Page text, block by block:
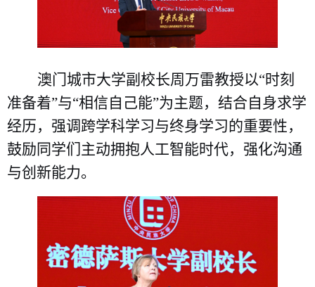
澳门城市大学副校长周万雷教授以“时刻
准备着”与“相信自己能”为主题，结合自身求学
经历，强调跨学科学习与终身学习的重要性，
鼓励同学们主动拥抱人工智能时代，强化沟通
与创新能力。